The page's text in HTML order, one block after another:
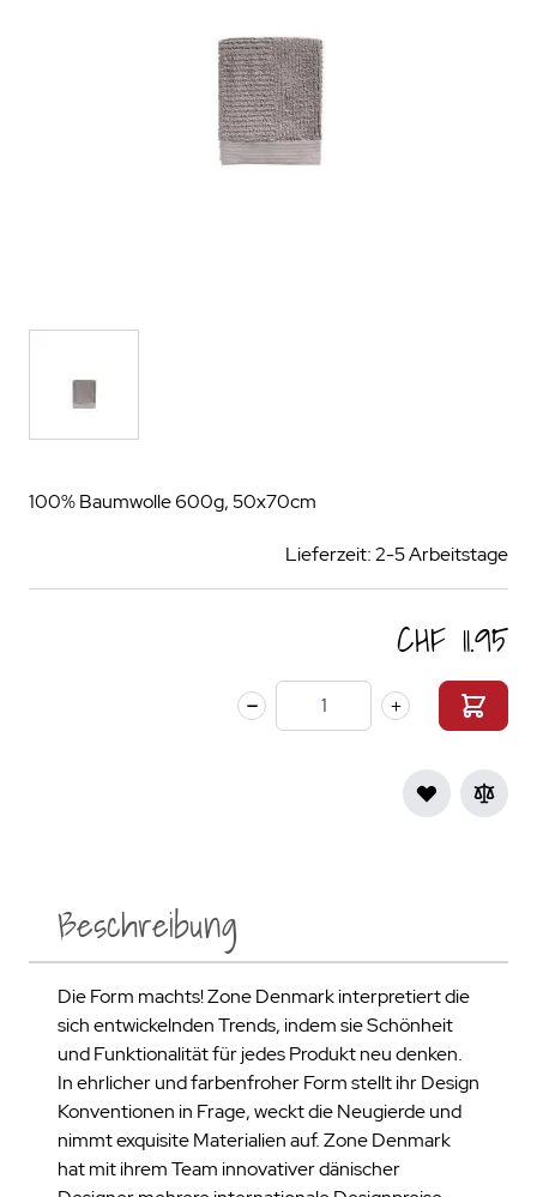
100% Baumwolle 600g, 50x70cm
Lieferzeit: 2-5 Arbeitstage
CHF 11.95
Menge
Beschreibung
Die Form machts! Zone Denmark interpretiert die
sich entwickelnden Trends, indem sie Schönheit
und Funktionalität für jedes Produkt neu denken.
In ehrlicher und farbenfroher Form stellt ihr Design
Konventionen in Frage, weckt die Neugierde und
nimmt exquisite Materialien auf. Zone Denmark
hat mit ihrem Team innovativer dänischer